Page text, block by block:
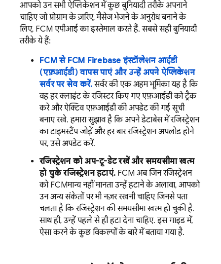
आपको उन सभी ऐप्लिकेशन में कुछ बुनियादी तरीके अपनाने
चाहिए जो प्रोग्राम के ज़रिए, मैसेज भेजने के अनुरोध बनाने के
लिए, FCM एपीआई का इस्तेमाल करते हैं. सबसे सही बुनियादी
तरीके ये हैं:
FCM से FCM Firebase इंस्टॉलेशन आईडी
(एफ़आईडी) वापस पाएं और उन्हें अपने ऐप्लिकेशन
सर्वर पर सेव करें.सर्वर की एक अहम भूमिका यह है कि
वह हर क्लाइंट के रजिस्टर किए गए एफ़आईडी को ट्रैक
करे और ऐक्टिव एफ़आईडी की अपडेट की गई सूची
बनाए रखे. हमारा सुझाव है कि अपने डेटाबेस में रजिस्ट्रेशन
का टाइमस्टैंप जोड़ें और हर बार रजिस्ट्रेशन अपलोड होने
पर, उसे अपडेट करें.
रजिस्ट्रेशन को अप-टू-डेट रखें और समयसीमा खत्म
हो चुके रजिस्ट्रेशन हटाएं. FCM अब जिन रजिस्ट्रेशन
को FCMमान्य नहीं मानता उन्हें हटाने के अलावा, आपको
उन अन्य संकेतों पर भी नज़र रखनी चाहिए जिनसे पता
चलता है कि रजिस्ट्रेशन की समयसीमा खत्म हो चुकी है.
साथ ही, उन्हें पहले से ही हटा देना चाहिए. इस गाइड में,
ऐसा करने के कुछ विकल्पों के बारे में बताया गया है.